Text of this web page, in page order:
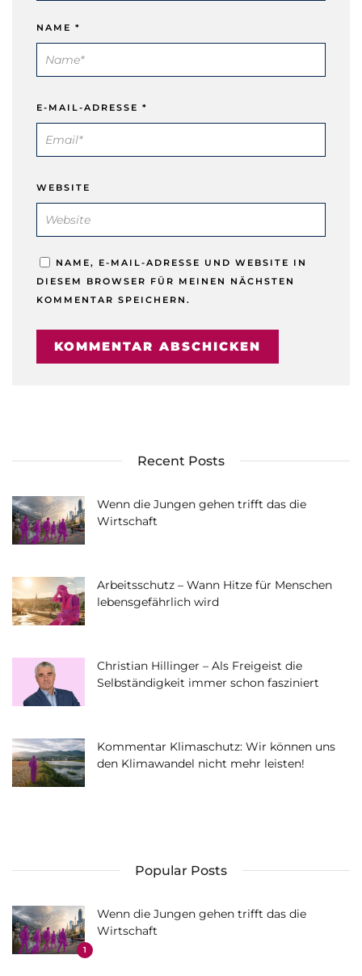
NAME *
E-MAIL-ADRESSE *
WEBSITE
NAME, E-MAIL-ADRESSE UND WEBSITE IN
DIESEM BROWSER FÜR MEINEN NÄCHSTEN
KOMMENTAR SPEICHERN.
Recent Posts
Wenn die Jungen gehen trifft das die
Wirtschaft
Arbeitsschutz – Wann Hitze für Menschen
lebensgefährlich wird
Christian Hillinger – Als Freigeist die
Selbständigkeit immer schon fasziniert
Kommentar Klimaschutz: Wir können uns
den Klimawandel nicht mehr leisten!
Popular Posts
1
Wenn die Jungen gehen trifft das die
Wirtschaft